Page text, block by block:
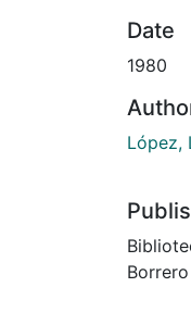
Date
1980
López,
Borrero